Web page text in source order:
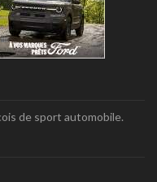
de sport automobile.